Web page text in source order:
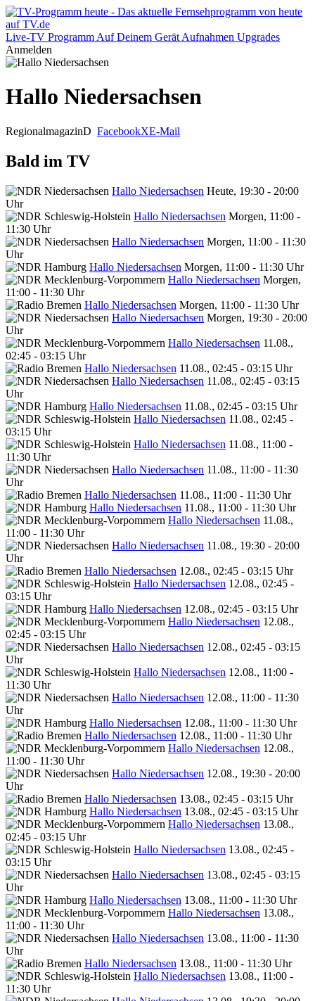
Live-TV Programm Auf Deinem Gerät Aufnahmen Upgrades
Anmelden
Hallo Niedersachsen
RegionalmagazinD FacebookXE-Mail
Bald im TV
Hallo Niedersachsen Heute, 19:30 - 20:00
Uhr
Hallo Niedersachsen Morgen, 11:00 -
11:30 Uhr
Hallo Niedersachsen Morgen, 11:00 - 11:30
Uhr
Hallo Niedersachsen Morgen, 11:00 - 11:30 Uhr
Hallo Niedersachsen Morgen,
11:00 - 11:30 Uhr
Hallo Niedersachsen Morgen, 11:00 - 11:30 Uhr
Hallo Niedersachsen Morgen, 19:30 - 20:00
Uhr
Hallo Niedersachsen 11.08.,
02:45 - 03:15 Uhr
Hallo Niedersachsen 11.08., 02:45 - 03:15 Uhr
Hallo Niedersachsen 11.08., 02:45 - 03:15
Uhr
Hallo Niedersachsen 11.08., 02:45 - 03:15 Uhr
Hallo Niedersachsen 11.08., 02:45 -
03:15 Uhr
Hallo Niedersachsen 11.08., 11:00 -
11:30 Uhr
Hallo Niedersachsen 11.08., 11:00 - 11:30
Uhr
Hallo Niedersachsen 11.08., 11:00 - 11:30 Uhr
Hallo Niedersachsen 11.08., 11:00 - 11:30 Uhr
Hallo Niedersachsen 11.08.,
11:00 - 11:30 Uhr
Hallo Niedersachsen 11.08., 19:30 - 20:00
Uhr
Hallo Niedersachsen 12.08., 02:45 - 03:15 Uhr
Hallo Niedersachsen 12.08., 02:45 -
03:15 Uhr
Hallo Niedersachsen 12.08., 02:45 - 03:15 Uhr
Hallo Niedersachsen 12.08.,
02:45 - 03:15 Uhr
Hallo Niedersachsen 12.08., 02:45 - 03:15
Uhr
Hallo Niedersachsen 12.08., 11:00 -
11:30 Uhr
Hallo Niedersachsen 12.08., 11:00 - 11:30
Uhr
Hallo Niedersachsen 12.08., 11:00 - 11:30 Uhr
Hallo Niedersachsen 12.08., 11:00 - 11:30 Uhr
Hallo Niedersachsen 12.08.,
11:00 - 11:30 Uhr
Hallo Niedersachsen 12.08., 19:30 - 20:00
Uhr
Hallo Niedersachsen 13.08., 02:45 - 03:15 Uhr
Hallo Niedersachsen 13.08., 02:45 - 03:15 Uhr
Hallo Niedersachsen 13.08.,
02:45 - 03:15 Uhr
Hallo Niedersachsen 13.08., 02:45 -
03:15 Uhr
Hallo Niedersachsen 13.08., 02:45 - 03:15
Uhr
Hallo Niedersachsen 13.08., 11:00 - 11:30 Uhr
Hallo Niedersachsen 13.08.,
11:00 - 11:30 Uhr
Hallo Niedersachsen 13.08., 11:00 - 11:30
Uhr
Hallo Niedersachsen 13.08., 11:00 - 11:30 Uhr
Hallo Niedersachsen 13.08., 11:00 -
11:30 Uhr